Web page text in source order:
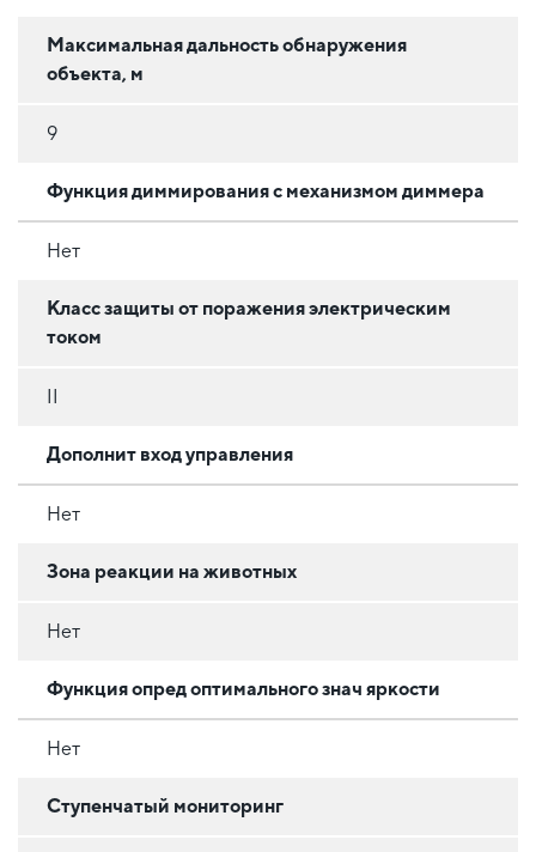
Максимальная дальность обнаружения
объекта, м
9
Функция диммирования с механизмом диммера
Нет
Класс защиты от поражения электрическим
током
II
Дополнит вход управления
Нет
Зона реакции на животных
Нет
Функция опред оптимального знач яркости
Нет
Ступенчатый мониторинг